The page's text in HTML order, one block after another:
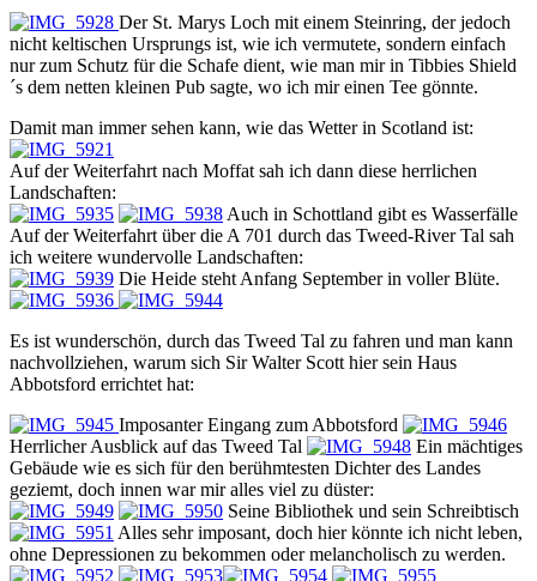
Der St. Marys Loch mit einem Steinring, der jedoch
nicht keltischen Ursprungs ist, wie ich vermutete, sondern einfach
nur zum Schutz für die Schafe dient, wie man mir in Tibbies Shield
´s dem netten kleinen Pub sagte, wo ich mir einen Tee gönnte.
Damit man immer sehen kann, wie das Wetter in Scotland ist:
Auf der Weiterfahrt nach Moffat sah ich dann diese herrlichen
Landschaften:
Auch in Schottland gibt es Wasserfälle
Auf der Weiterfahrt über die A 701 durch das Tweed-River Tal sah
ich weitere wundervolle Landschaften:
Die Heide steht Anfang September in voller Blüte.
Es ist wunderschön, durch das Tweed Tal zu fahren und man kann
nachvollziehen, warum sich Sir Walter Scott hier sein Haus
Abbotsford errichtet hat:
Imposanter Eingang zum Abbotsford
Herrlicher Ausblick auf das Tweed Tal
Ein mächtiges
Gebäude wie es sich für den berühmtesten Dichter des Landes
geziemt, doch innen war mir alles viel zu düster:
Seine Bibliothek und sein Schreibtisch
Alles sehr imposant, doch hier könnte ich nicht leben,
ohne Depressionen zu bekommen oder melancholisch zu werden.